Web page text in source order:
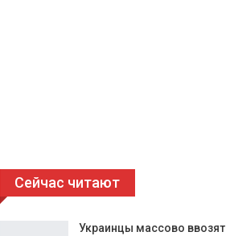
Сейчас читают
Украинцы массово ввозят